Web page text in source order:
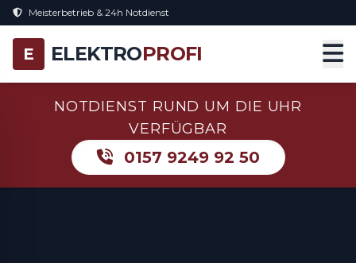
Meisterbetrieb & 24h Notdienst
E ELEKTROPROFI
NOTDIENST RUND UM DIE UHR
VERFÜGBAR
0157 9249 92 50